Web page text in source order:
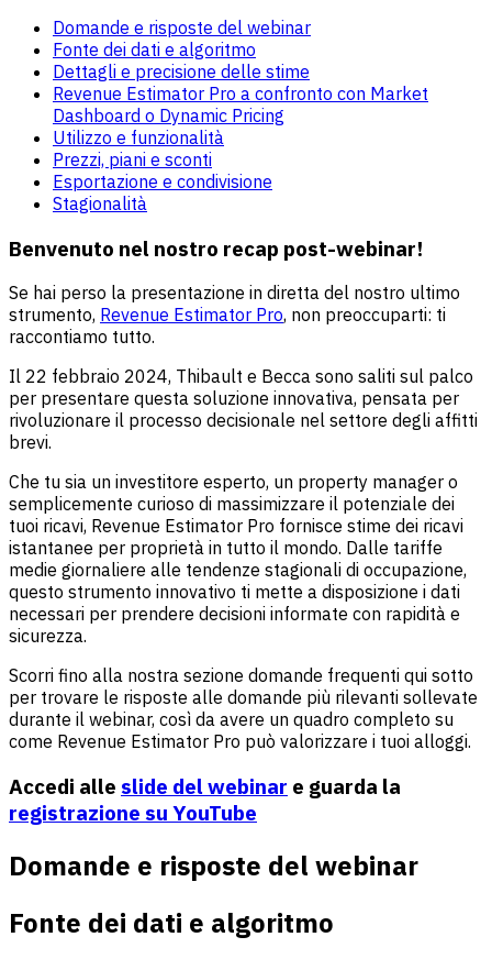
Domande e risposte del webinar
Fonte dei dati e algoritmo
Dettagli e precisione delle stime
Revenue Estimator Pro a confronto con Market
Dashboard o Dynamic Pricing
Utilizzo e funzionalità
Prezzi, piani e sconti
Esportazione e condivisione
Stagionalità
Benvenuto nel nostro recap post-webinar!
Se hai perso la presentazione in diretta del nostro ultimo
strumento, Revenue Estimator Pro, non preoccuparti: ti
raccontiamo tutto.
Il 22 febbraio 2024, Thibault e Becca sono saliti sul palco
per presentare questa soluzione innovativa, pensata per
rivoluzionare il processo decisionale nel settore degli affitti
brevi.
Che tu sia un investitore esperto, un property manager o
semplicemente curioso di massimizzare il potenziale dei
tuoi ricavi, Revenue Estimator Pro fornisce stime dei ricavi
istantanee per proprietà in tutto il mondo. Dalle tariffe
medie giornaliere alle tendenze stagionali di occupazione,
questo strumento innovativo ti mette a disposizione i dati
necessari per prendere decisioni informate con rapidità e
sicurezza.
Scorri fino alla nostra sezione domande frequenti qui sotto
per trovare le risposte alle domande più rilevanti sollevate
durante il webinar, così da avere un quadro completo su
come Revenue Estimator Pro può valorizzare i tuoi alloggi.
Accedi alle slide del webinar e guarda la
registrazione su YouTube
Domande e risposte del webinar
Fonte dei dati e algoritmo